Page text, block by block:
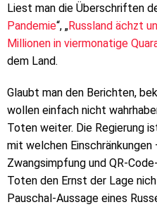
Liest man die Überschriften
Pandemie“, „Russland ächzt
Millionen in viermonatige
dem Land.
Glaubt man den Berichten,
wollen einfach nicht
Toten weiter. Die Regierung
mit welchen
Zwangsimpfung und QR-
Toten den Ernst der Lage
Pauschal-Aussage eines